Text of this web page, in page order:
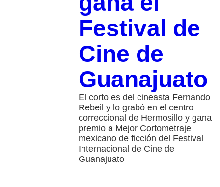
Festival de
Cine de
Guanajuato
El corto es del cineasta Fernando
Rebeil y lo grabó en el centro
correccional de Hermosillo y gana
premio a Mejor Cortometraje
mexicano de ficción del Festival
Internacional de Cine de
Guanajuato